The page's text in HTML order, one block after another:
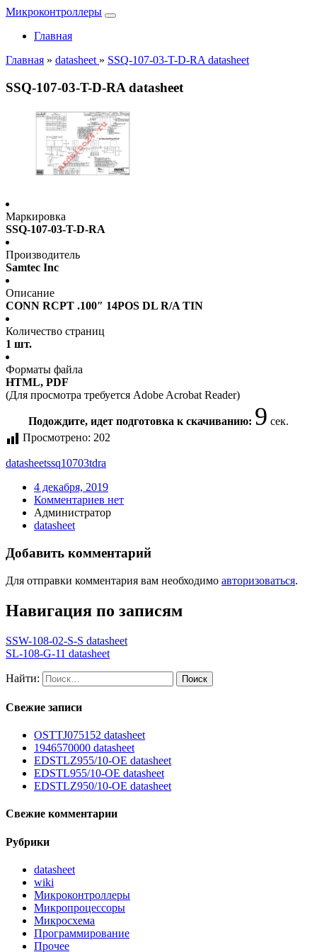
Микроконтроллеры
Главная
Главная » datasheet » SSQ-107-03-T-D-RA datasheet
SSQ-107-03-T-D-RA datasheet
Маркировка
SSQ-107-03-T-D-RA
Производитель
Samtec Inc
Описание
CONN RCPT .100″ 14POS DL R/A TIN
Количество страниц
1 шт.
Форматы файла
HTML, PDF
(Для просмотра требуется Adobe Acrobat Reader)
Подождите, идет подготовка к скачиванию: 9 сек.
Просмотрено: 202
datasheetssq10703tdra
4 декабря, 2019
Комментариев нет
Администратор
datasheet
Добавить комментарий
Для отправки комментария вам необходимо авторизоваться.
Навигация по записям
SSW-108-02-S-S datasheet
SL-108-G-11 datasheet
Найти:
Свежие записи
OSTTJ075152 datasheet
1946570000 datasheet
EDSTLZ955/10-OE datasheet
EDSTL955/10-OE datasheet
EDSTLZ950/10-OE datasheet
Свежие комментарии
Рубрики
datasheet
wiki
Микроконтроллеры
Микропроцессоры
Микросхема
Программирование
Прочее